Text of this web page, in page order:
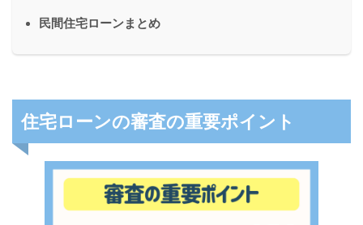
民間住宅ローンまとめ
住宅ローンの審査の重要ポイント